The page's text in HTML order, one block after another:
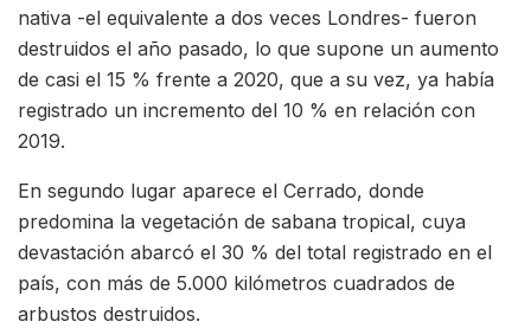
nativa -el equivalente a dos veces Londres- fueron
destruidos el año pasado, lo que supone un aumento
de casi el 15 % frente a 2020, que a su vez, ya había
registrado un incremento del 10 % en relación con
2019.
En segundo lugar aparece el Cerrado, donde
predomina la vegetación de sabana tropical, cuya
devastación abarcó el 30 % del total registrado en el
país, con más de 5.000 kilómetros cuadrados de
arbustos destruidos.